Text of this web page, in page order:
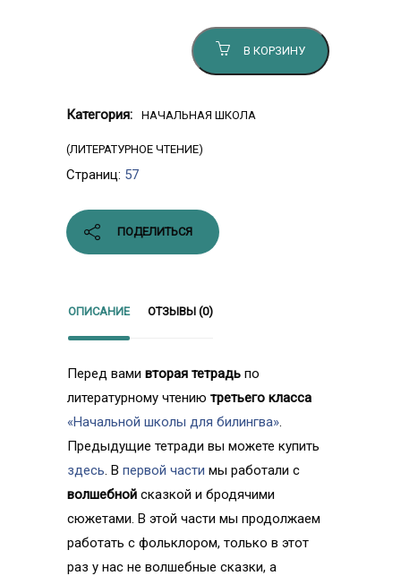
В КОРЗИНУ
Категория: НАЧАЛЬНАЯ ШКОЛА
(ЛИТЕРАТУРНОЕ ЧТЕНИЕ)
Страниц: 57
ПОДЕЛИТЬСЯ
ОПИСАНИЕ ОТЗЫВЫ (0)
Перед вами вторая тетрадь по
литературному чтению третьего класса
«Начальной школы для билингва».
Предыдущие тетради вы можете купить
здесь. В первой части мы работали с
волшебной сказкой и бродячими
сюжетами. В этой части мы продолжаем
работать с фольклором, только в этот
раз у нас не волшебные сказки, а